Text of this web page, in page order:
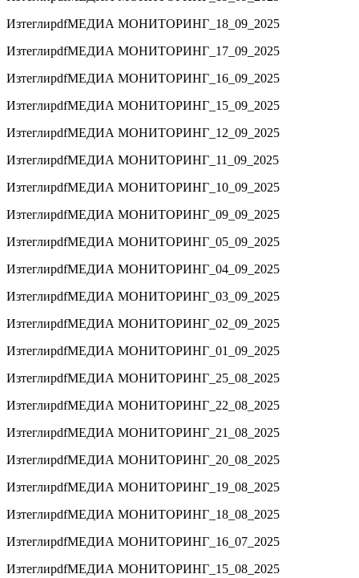
ИзтеглиpdfМЕДИА МОНИТОРИНГ_18_09_2025
ИзтеглиpdfМЕДИА МОНИТОРИНГ_17_09_2025
ИзтеглиpdfМЕДИА МОНИТОРИНГ_16_09_2025
ИзтеглиpdfМЕДИА МОНИТОРИНГ_15_09_2025
ИзтеглиpdfМЕДИА МОНИТОРИНГ_12_09_2025
ИзтеглиpdfМЕДИА МОНИТОРИНГ_11_09_2025
ИзтеглиpdfМЕДИА МОНИТОРИНГ_10_09_2025
ИзтеглиpdfМЕДИА МОНИТОРИНГ_09_09_2025
ИзтеглиpdfМЕДИА МОНИТОРИНГ_05_09_2025
ИзтеглиpdfМЕДИА МОНИТОРИНГ_04_09_2025
ИзтеглиpdfМЕДИА МОНИТОРИНГ_03_09_2025
ИзтеглиpdfМЕДИА МОНИТОРИНГ_02_09_2025
ИзтеглиpdfМЕДИА МОНИТОРИНГ_01_09_2025
ИзтеглиpdfМЕДИА МОНИТОРИНГ_25_08_2025
ИзтеглиpdfМЕДИА МОНИТОРИНГ_22_08_2025
ИзтеглиpdfМЕДИА МОНИТОРИНГ_21_08_2025
ИзтеглиpdfМЕДИА МОНИТОРИНГ_20_08_2025
ИзтеглиpdfМЕДИА МОНИТОРИНГ_19_08_2025
ИзтеглиpdfМЕДИА МОНИТОРИНГ_18_08_2025
ИзтеглиpdfМЕДИА МОНИТОРИНГ_16_07_2025
ИзтеглиpdfМЕДИА МОНИТОРИНГ_15_08_2025